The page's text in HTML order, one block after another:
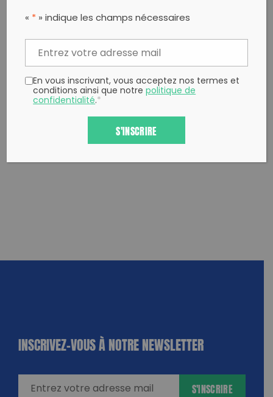
PARTAGER CET ARTICLE:
Partager sur Facebook
Partager sur
Envoyer à
Copy to clipboard
INSCRIVEZ-VOUS À NOTRE NEWSLETTER
S'INSCRIRE
« * » indique les champs nécessaires
En vous inscrivant, vous acceptez nos termes et
conditions ainsi que notrepolitique de
confidentialité.*
S'INSCRIRE